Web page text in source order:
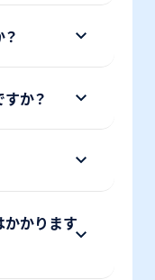
か？
かります